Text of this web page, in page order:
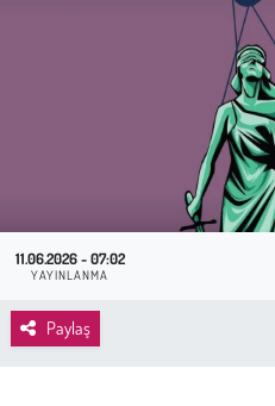
11.06.2026 - 07:02
YAYINLANMA
Paylaş
Çocuk
Kültür Sanat